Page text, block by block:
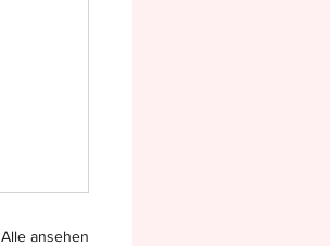
Alle ansehen